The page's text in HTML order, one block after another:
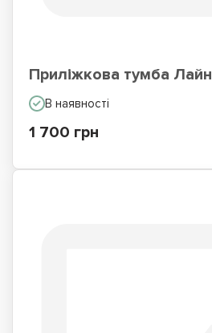
Приліжкова тумба Лайн
В наявності
1 700 грн